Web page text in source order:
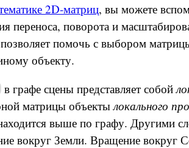
2D-матриц, вы можете
переноса, поворота и
помочь с выбором
объекту.
в графе сцены представляет собой
матрицы объектылокального
выше по графу. Другими
вокруг Земли. Вращение вокруг